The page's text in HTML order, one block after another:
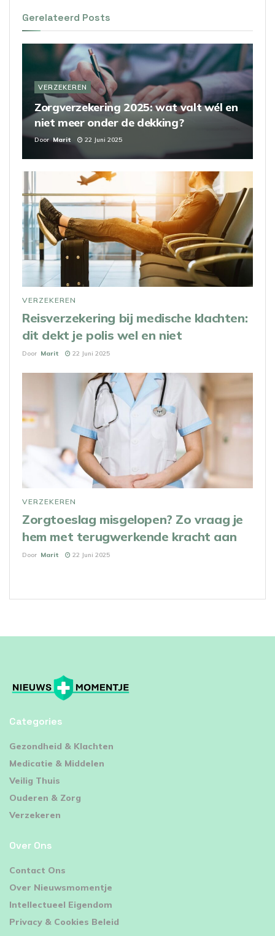
Gerelateerd Posts
VERZEKEREN
Zorgverzekering 2025: wat valt wél en
niet meer onder de dekking?
Door Marit 22 Juni 2025
VERZEKEREN
Reisverzekering bij medische klachten:
dit dekt je polis wel en niet
Door Marit 22 Juni 2025
VERZEKEREN
Zorgtoeslag misgelopen? Zo vraag je
hem met terugwerkende kracht aan
Door Marit 22 Juni 2025
Categories
⁠Gezondheid & Klachten
Medicatie & Middelen
Veilig Thuis
Ouderen & Zorg
Verzekeren
Over Ons
Contact Ons
Over Nieuwsmomentje
Intellectueel Eigendom
Privacy & Cookies Beleid